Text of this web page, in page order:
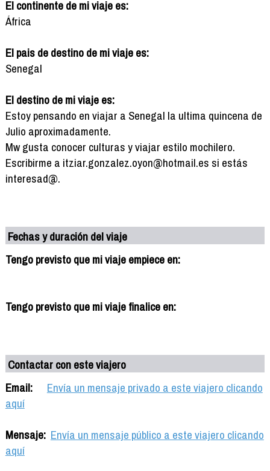
El continente de mi viaje es:
África
El pais de destino de mi viaje es:
Senegal
El destino de mi viaje es:
Estoy pensando en viajar a Senegal la ultima quincena de
Julio aproximadamente.
Mw gusta conocer culturas y viajar estilo mochilero.
Escribirme a itziar.gonzalez.oyon@hotmail.es si estás
interesad@.
Fechas y duración del viaje
Tengo previsto que mi viaje empiece en:
Tengo previsto que mi viaje finalice en:
Contactar con este viajero
Email:
Envía un mensaje privado a este viajero clicando
aquí
Mensaje: Envía un mensaje público a este viajero clicando
aquí